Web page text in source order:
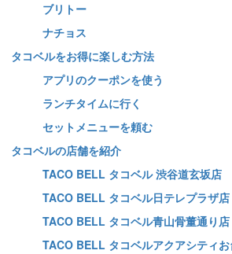
ブリトー
ナチョス
タコベルをお得に楽しむ方法
アプリのクーポンを使う
ランチタイムに行く
セットメニューを頼む
タコベルの店舗を紹介
TACO BELL タコベル 渋谷道玄坂店
TACO BELL タコベル日テレプラザ店
TACO BELL タコベル青山骨董通り店
TACO BELL タコベルアクアシティ